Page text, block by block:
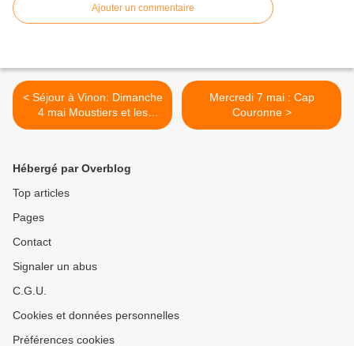
Ajouter un commentaire
< Séjour à Vinon: Dimanche
4 mai Moustiers et les
gorges
Mercredi 7 mai : Cap
Couronne >
Hébergé par Overblog
Top articles
Pages
Contact
Signaler un abus
C.G.U.
Cookies et données personnelles
Préférences cookies